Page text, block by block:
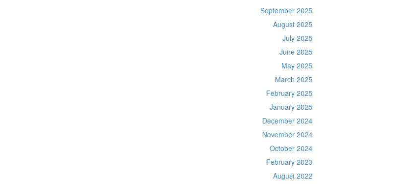
September 2025
August 2025
July 2025
June 2025
May 2025
March 2025
February 2025
January 2025
December 2024
November 2024
October 2024
February 2023
August 2022